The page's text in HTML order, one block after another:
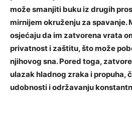
može smanjiti buku iz drugih
mirnijem okruženju za spavanje.
osjećaju da im zatvorena vrata
privatnost i zaštitu, što može
njihovog sna. Pored toga,
ulazak hladnog zraka i propuha,
udobnosti i održavanju